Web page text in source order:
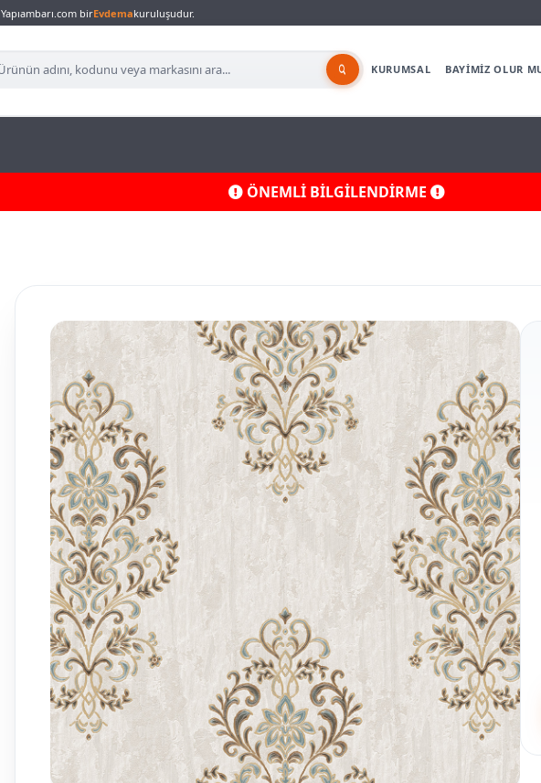
Yapıambarı.com birEvdemakuruluşudur.
KURUMSAL BAYİMİZ OLUR
ÖNEMLİ BİLGİLENDİRME